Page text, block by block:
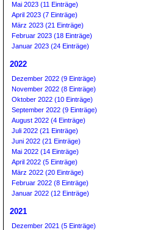
Mai 2023 (11 Einträge)
April 2023 (7 Einträge)
März 2023 (21 Einträge)
Februar 2023 (18 Einträge)
Januar 2023 (24 Einträge)
2022
Dezember 2022 (9 Einträge)
November 2022 (8 Einträge)
Oktober 2022 (10 Einträge)
September 2022 (9 Einträge)
August 2022 (4 Einträge)
Juli 2022 (21 Einträge)
Juni 2022 (21 Einträge)
Mai 2022 (14 Einträge)
April 2022 (5 Einträge)
März 2022 (20 Einträge)
Februar 2022 (8 Einträge)
Januar 2022 (12 Einträge)
2021
Dezember 2021 (5 Einträge)